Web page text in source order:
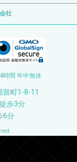
社
間 年中無休
町1-8-11
歩3分
6分